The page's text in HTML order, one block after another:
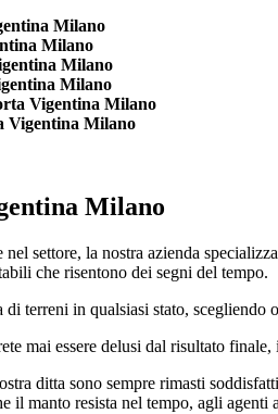
Milano
Milano
Milano
Milano
Vigentina Milano
Vigentina Milano
Milano
settore, la nostra azienda
che risentono dei segni del tempo.
terreni in qualsiasi stato, scegliendo
mai essere delusi dal risultato
ditta sono sempre rimasti
il manto resista nel tempo, agli